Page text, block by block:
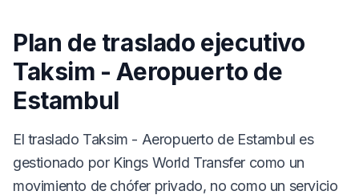
Plan de traslado ejecutivo
Taksim - Aeropuerto de
Estambul
El traslado Taksim - Aeropuerto de Estambul es
gestionado por Kings World Transfer como un
movimiento de chófer privado, no como un servicio